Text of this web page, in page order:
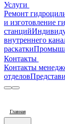
Услуги
Ремонт
и изготовление
станций
внутреннего
раскатки
Контакты
Контакты
отделов
Главная